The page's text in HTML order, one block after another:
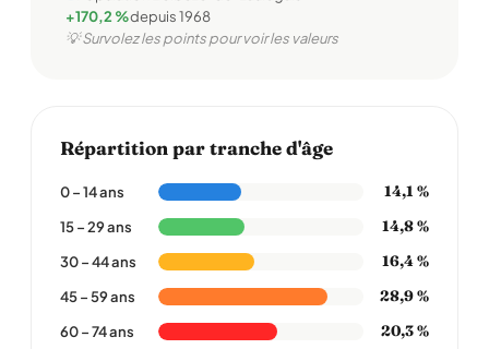
+170,2 %depuis 1968
💡 Survolez les points pour voir les valeurs
Répartition par tranche d'âge
0 – 14 ans 14,1 %
15 – 29 ans 14,8 %
30 – 44 ans 16,4 %
45 – 59 ans 28,9 %
60 – 74 ans 20,3 %